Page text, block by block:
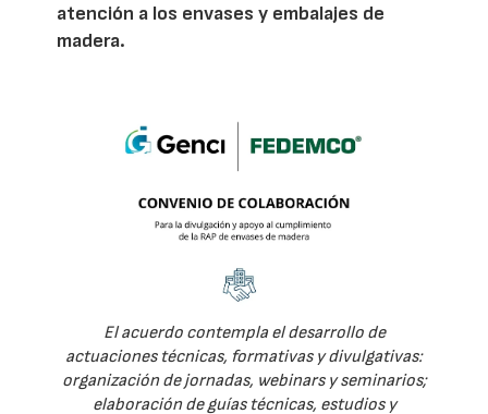
atención a los envases y embalajes de
madera.
El acuerdo contempla el desarrollo de
actuaciones técnicas, formativas y divulgativas:
organización de jornadas, webinars y seminarios;
elaboración de guías técnicas, estudios y